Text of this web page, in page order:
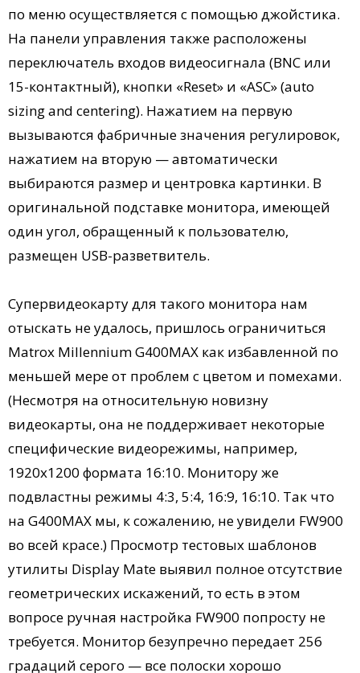
по меню осуществляется с помощью джойстика.
На панели управления также расположены
переключатель входов видеосигнала (BNC или
15-контактный), кнопки «Reset» и «ASC» (auto
sizing and centering). Нажатием на первую
вызываются фабричные значения регулировок,
нажатием на вторую — автоматически
выбираются размер и центровка картинки. В
оригинальной подставке монитора, имеющей
один угол, обращенный к пользователю,
размещен USB-разветвитель.
Супервидеокарту для такого монитора нам
отыскать не удалось, пришлось ограничиться
Matrox Millennium G400MAX как избавленной по
меньшей мере от проблем с цветом и помехами.
(Несмотря на относительную новизну
видеокарты, она не поддерживает некоторые
специфические видеорежимы, например,
1920х1200 формата 16:10. Монитору же
подвластны режимы 4:3, 5:4, 16:9, 16:10. Так что
на G400MAX мы, к сожалению, не увидели FW900
во всей красе.) Просмотр тестовых шаблонов
утилиты Display Mate выявил полное отсутствие
геометрических искажений, то есть в этом
вопросе ручная настройка FW900 попросту не
требуется. Монитор безупречно передает 256
градаций серого — все полоски хорошо